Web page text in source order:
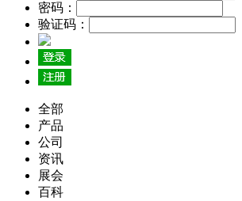
密码：
验证码：
全部
产品
公司
资讯
展会
百科